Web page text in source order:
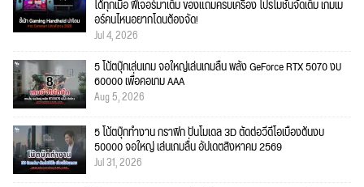
ได้ทุกเมื่อ ฟีเจอร์มาเต็ม ของแถมครบเครื่อง โปรโมชั่นจัดเต็ม เกมเม
อร์คนไหนอยากโดนต้องจัด!
Jul 4, 2026
5 โน้ตบุ๊กเล่นเกม จอใหญ่เล่นเกมลื่น พลัง GeForce RTX 5070 งบ
60000 เพื่อคอเกม AAA
Aug 5, 2026
5 โน้ตบุ๊กทำงาน กราฟิก ปั้นโมเดล 3D ตัดต่อวีดีโอเบื้องต้นงบ
50000 จอใหญ่ เล่นเกมลื่น อัปเดตสิงหาคม 2569
Jul 31, 2026